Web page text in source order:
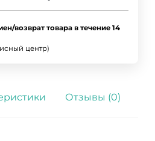
возврат товара в течение 14
центр)
Отзывы (0)